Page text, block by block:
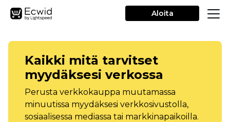
Aloita
Kaikki mitä tarvitset
myydäksesi verkossa
Perusta verkkokauppa muutamassa
minuutissa myydäksesi verkkosivustolla,
sosiaalisessa mediassa tai markkinapaikoilla.